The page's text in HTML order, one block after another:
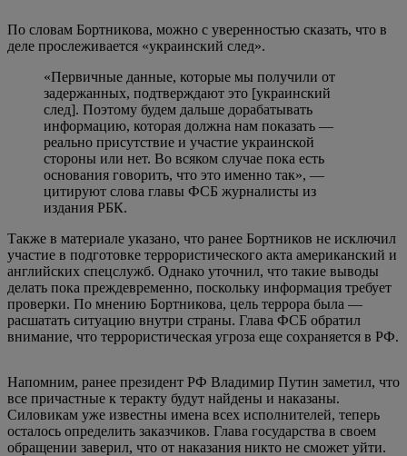
По словам Бортникова, можно с уверенностью сказать, что в
деле прослеживается «украинский след».
«Первичные данные, которые мы получили от
задержанных, подтверждают это [украинский
след]. Поэтому будем дальше дорабатывать
информацию, которая должна нам показать —
реально присутствие и участие украинской
стороны или нет. Во всяком случае пока есть
основания говорить, что это именно так», —
цитируют слова главы ФСБ журналисты из
издания РБК.
Также в материале указано, что ранее Бортников не исключил
участие в подготовке террористического акта американский и
английских спецслужб. Однако уточнил, что такие выводы
делать пока преждевременно, поскольку информация требует
проверки. По мнению Бортникова, цель террора была —
расшатать ситуацию внутри страны. Глава ФСБ обратил
внимание, что террористическая угроза еще сохраняется в РФ.
Напомним, ранее президент РФ Владимир Путин заметил, что
все причастные к теракту будут найдены и наказаны.
Силовикам уже известны имена всех исполнителей, теперь
осталось определить заказчиков. Глава государства в своем
обращении заверил, что от наказания никто не сможет уйти.